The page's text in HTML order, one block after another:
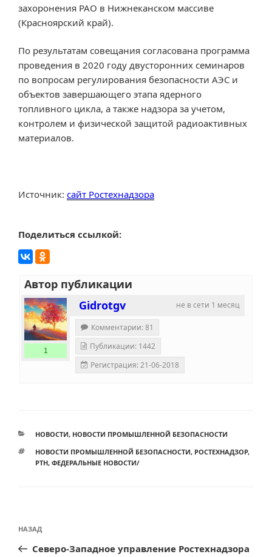
захоронения РАО в Нижнеканском массиве
(Красноярский край).
По результатам совещания согласована программа
проведения в 2020 году двусторонних семинаров
по вопросам регулирования безопасности АЭС и
объектов завершающего этапа ядерного
топливного цикла, а также надзора за учетом,
контролем и физической защитой радиоактивных
материалов.
Источник: сайт Ростехнадзора
Поделиться ссылкой:
Автор публикации
не в сети 1 месяц
Gidrotgv
1
Комментарии: 81
Публикации: 1442
Регистрация: 21-06-2018
РУБРИКИ
НОВОСТИ, НОВОСТИ ПРОМЫШЛЕННОЙ БЕЗОПАСНОСТИ
МЕТКИ
НОВОСТИ ПРОМЫШЛЕННОЙ БЕЗОПАСНОСТИ, РОСТЕХНАДЗОР,
РТН, ФЕДЕРАЛЬНЫЕ НОВОСТИ/
Навигация
Предыдущая
запись:
НАЗАД
Северо-Западное управление Ростехнадзора